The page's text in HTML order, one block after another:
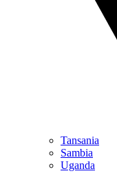
Tansania
Sambia
Uganda